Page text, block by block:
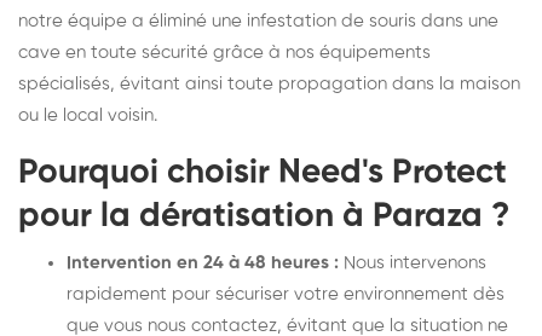
notre équipe a éliminé une infestation de souris dans une
cave en toute sécurité grâce à nos équipements
spécialisés, évitant ainsi toute propagation dans la maison
ou le local voisin.
Pourquoi choisir Need's Protect
pour la dératisation à Paraza ?
Intervention en 24 à 48 heures : Nous intervenons
rapidement pour sécuriser votre environnement dès
que vous nous contactez, évitant que la situation ne